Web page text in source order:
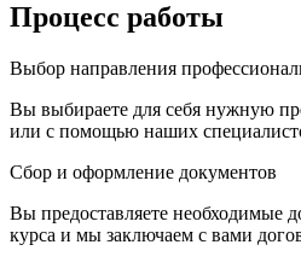
Процесс работы
Выбор направления
Вы выбираете для себя нужную
или с помощью наших
Сбор и оформление документов
Вы предоставляете необходимые
курса и мы заключаем с вами